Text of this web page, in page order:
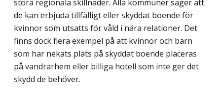
stora regionala skillnader. Alla kommuner säger att
de kan erbjuda tillfälligt eller skyddat boende för
kvinnor som utsatts för våld i nära relationer. Det
finns dock flera exempel på att kvinnor och barn
som har nekats plats på skyddat boende placeras
på vandrarhem eller billiga hotell som inte ger det
skydd de behöver.